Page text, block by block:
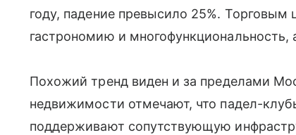
году, падение превысило 25%. Торговым
гастрономию и многофункциональность,
Похожий тренд виден и за пределами
недвижимости отмечают, что падел-
поддерживают сопутствующую